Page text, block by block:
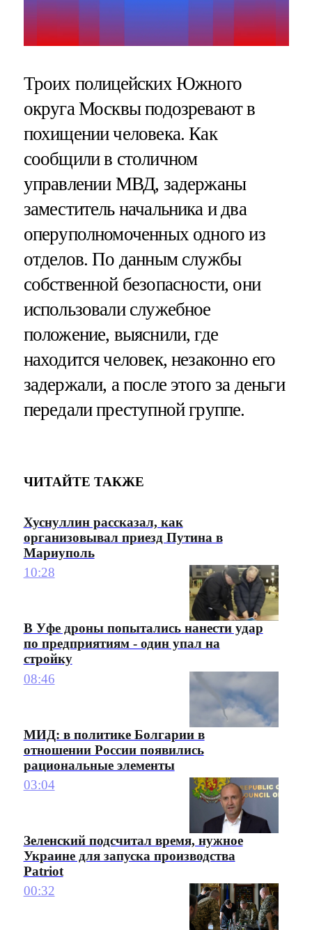
Троих полицейских Южного
округа Москвы подозревают в
похищении человека. Как
сообщили в столичном
управлении МВД, задержаны
заместитель начальника и два
оперуполномоченных одного из
отделов. По данным службы
собственной безопасности, они
использовали служебное
положение, выяснили, где
находится человек, незаконно его
задержали, а после этого за деньги
передали преступной группе.
ЧИТАЙТЕ ТАКЖЕ
Хуснуллин рассказал, как
организовывал приезд Путина в
Мариуполь
10:28
В Уфе дроны попытались нанести удар
по предприятиям - один упал на
стройку
08:46
МИД: в политике Болгарии в
отношении России появились
рациональные элементы
03:04
Зеленский подсчитал время, нужное
Украине для запуска производства
Patriot
00:32